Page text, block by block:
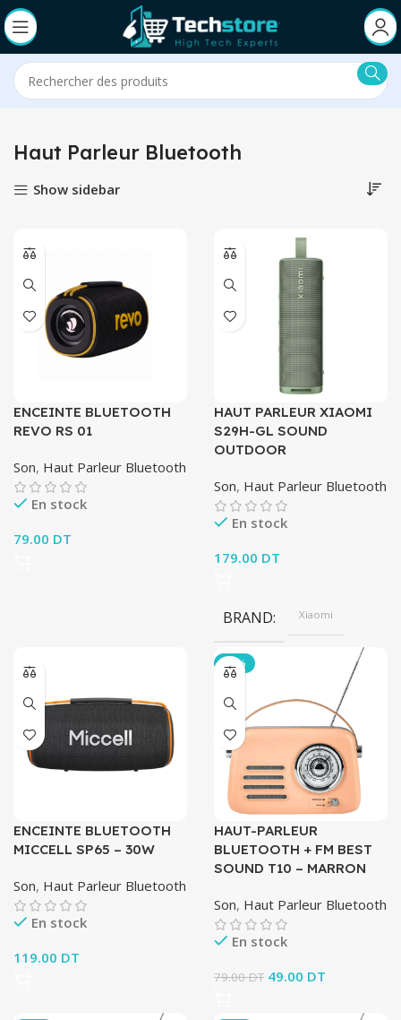
Haut Parleur Bluetooth
Show sidebar
ENCEINTE BLUETOOTH
REVO RS 01
Son, Haut Parleur Bluetooth
En stock
79.00 DT
HAUT PARLEUR XIAOMI
S29H-GL SOUND
OUTDOOR
Son, Haut Parleur Bluetooth
En stock
179.00 DT
BRAND Xiaomi
ENCEINTE BLUETOOTH
MICCELL SP65 – 30W
Son, Haut Parleur Bluetooth
En stock
119.00 DT
-38%
HAUT-PARLEUR
BLUETOOTH + FM BEST
SOUND T10 – MARRON
Son, Haut Parleur Bluetooth
En stock
79.00DT Le prix initial était :
49.00 DT